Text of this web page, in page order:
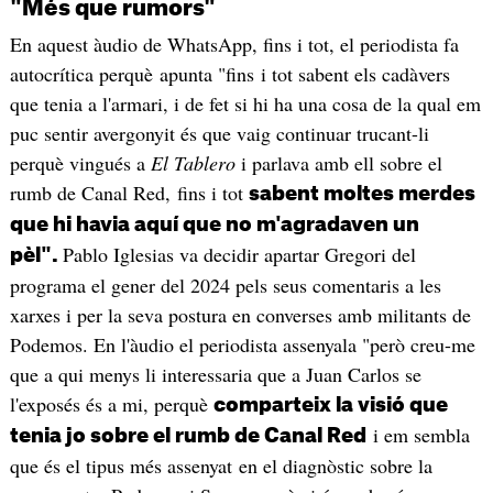
"Més que rumors"
En aquest àudio de WhatsApp, fins i tot, el periodista fa
autocrítica perquè apunta "fins i tot sabent els cadàvers
que tenia a l'armari, i de fet si hi ha una cosa de la qual em
puc sentir avergonyit és que vaig continuar trucant-li
perquè vingués a El Tableroi parlava amb ell sobre el
rumb de Canal Red, fins i tot sabent moltes merdes
que hi havia aquí que no m'agradaven un
pèl". Pablo Iglesias va decidir apartar Gregori del
programa el gener del 2024 pels seus comentaris a les
xarxes i per la seva postura en converses amb militants de
Podemos. En l'àudio el periodista assenyala "però creu-me
que a qui menys li interessaria que a Juan Carlos se
l'exposés és a mi, perquè comparteix la visió que
tenia jo sobre el rumb de Canal Red i em sembla
que és el tipus més assenyat en el diagnòstic sobre la